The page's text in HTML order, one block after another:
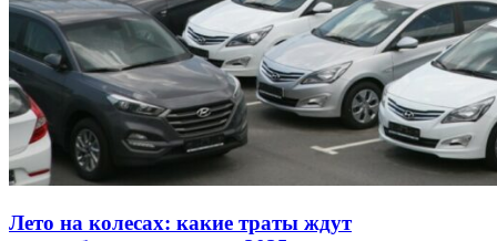
Лето на колесах: какие траты ждут